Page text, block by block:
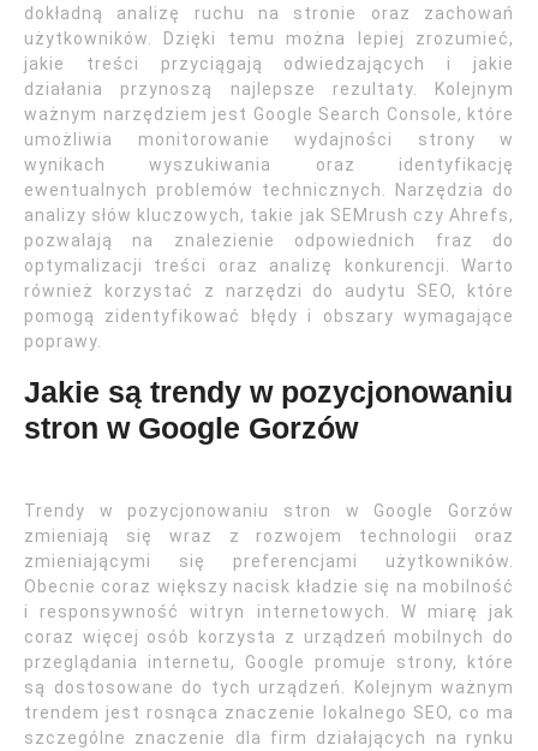
dokładną analizę ruchu na stronie oraz zachowań
użytkowników. Dzięki temu można lepiej zrozumieć,
jakie treści przyciągają odwiedzających i jakie
działania przynoszą najlepsze rezultaty. Kolejnym
ważnym narzędziem jest Google Search Console, które
umożliwia monitorowanie wydajności strony w
wynikach wyszukiwania oraz identyfikację
ewentualnych problemów technicznych. Narzędzia do
analizy słów kluczowych, takie jak SEMrush czy Ahrefs,
pozwalają na znalezienie odpowiednich fraz do
optymalizacji treści oraz analizę konkurencji. Warto
również korzystać z narzędzi do audytu SEO, które
pomogą zidentyfikować błędy i obszary wymagające
poprawy.
Jakie są trendy w pozycjonowaniu
stron w Google Gorzów
Trendy w pozycjonowaniu stron w Google Gorzów
zmieniają się wraz z rozwojem technologii oraz
zmieniającymi się preferencjami użytkowników.
Obecnie coraz większy nacisk kładzie się na mobilność
i responsywność witryn internetowych. W miarę jak
coraz więcej osób korzysta z urządzeń mobilnych do
przeglądania internetu, Google promuje strony, które
są dostosowane do tych urządzeń. Kolejnym ważnym
trendem jest rosnąca znaczenie lokalnego SEO, co ma
szczególne znaczenie dla firm działających na rynku